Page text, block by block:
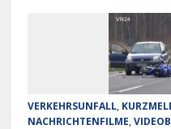
VERKEHRSUNFALL,
NACHRICHTENFILME,